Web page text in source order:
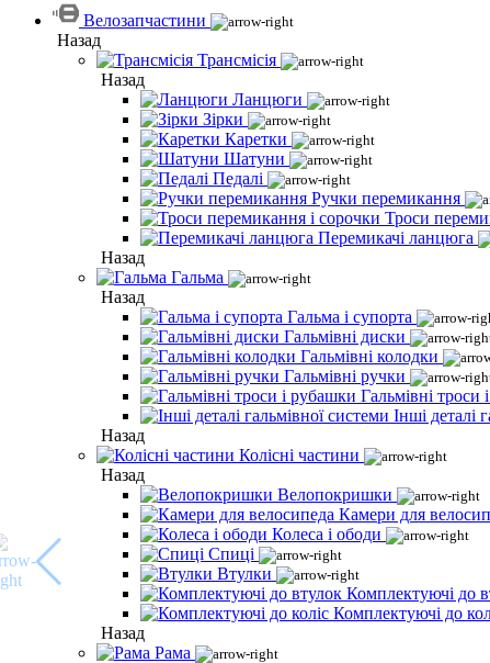
Велозапчастини
Назад
Трансмісія
Назад
Ланцюги
Зірки
Каретки
Шатуни
Педалі
Ручки перемикання
Троси
Перемикачі ланцюга
Назад
Гальма
Назад
Гальма і супорта
Гальмівні диски
Гальмівні колодки
Гальмівні ручки
Гальмівні троси
Інші деталі
Назад
Колісні частини
Назад
Велопокришки
Камери для
Колеса і ободи
Спиці
Втулки
Комплектуючі до
Комплектуючі до
Назад
Рама